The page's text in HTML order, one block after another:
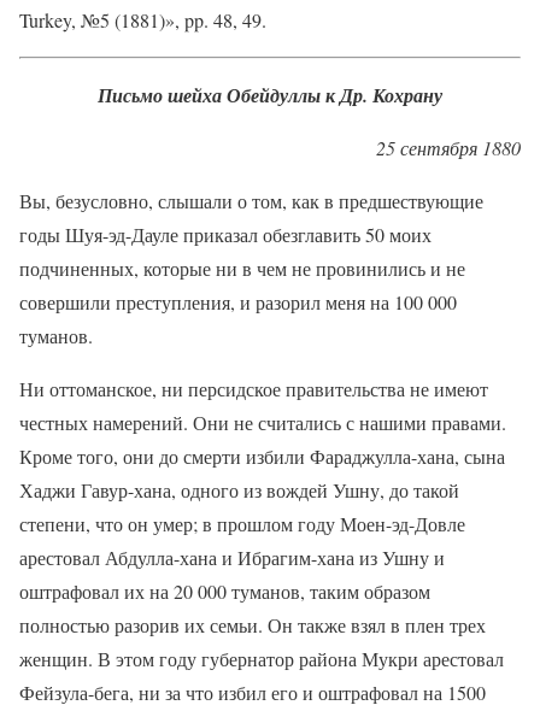
Turkey, №5 (1881)», pp. 48, 49.
Письмо шейха Обейдуллы к Др. Кохрану
25 сентября 1880
Вы, безусловно, слышали о том, как в предшествующие
годы Шуя-эд-Дауле приказал обезглавить 50 моих
подчиненных, которые ни в чем не провинились и не
совершили преступления, и разорил меня на 100 000
туманов.
Ни оттоманское, ни персидское правительства не имеют
честных намерений. Они не считались с нашими правами.
Кроме того, они до смерти избили Фараджулла-хана, сына
Хаджи Гавур-хана, одного из вождей Ушну, до такой
степени, что он умер; в прошлом году Моен-эд-Довле
арестовал Абдулла-хана и Ибрагим-хана из Ушну и
оштрафовал их на 20 000 туманов, таким образом
полностью разорив их семьи. Он также взял в плен трех
женщин. В этом году губернатор района Мукри арестовал
Фейзула-бега, ни за что избил его и оштрафовал на 1500